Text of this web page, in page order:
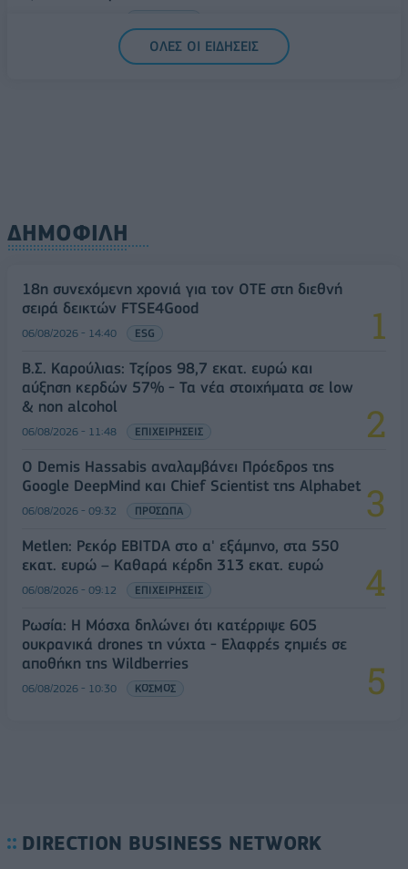
ΟΛΕΣ ΟΙ ΕΙΔΗΣΕΙΣ
ΔΗΜΟΦΙΛΗ
18η συνεχόμενη χρονιά για τον ΟΤΕ στη διεθνή
σειρά δεικτών FTSE4Good
06/08/2026 - 14:40 ESG
Β.Σ. Καρούλιας: Τζίρος 98,7 εκατ. ευρώ και
αύξηση κερδών 57% - Τα νέα στοιχήματα σε low
& non alcohol
06/08/2026 - 11:48 ΕΠΙΧΕΙΡΗΣΕΙΣ
Ο Demis Hassabis αναλαμβάνει Πρόεδρος της
Google DeepMind και Chief Scientist της Alphabet
06/08/2026 - 09:32 ΠΡΟΣΩΠΑ
Metlen: Ρεκόρ EBITDA στο α' εξάμηνο, στα 550
εκατ. ευρώ – Καθαρά κέρδη 313 εκατ. ευρώ
06/08/2026 - 09:12 ΕΠΙΧΕΙΡΗΣΕΙΣ
Ρωσία: Η Μόσχα δηλώνει ότι κατέρριψε 605
ουκρανικά drones τη νύχτα - Ελαφρές ζημιές σε
αποθήκη της Wildberries
06/08/2026 - 10:30 ΚΟΣΜΟΣ
DIRECTION BUSINESS NETWORK